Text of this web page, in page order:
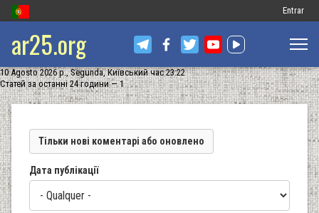
Меню
запису
Entrar
ar25.org
10 Agosto 2026 р., Segunda, Київський час 23:22
Статей за останні 24 години — 1
Тільки нові коментарі або оновлено
Дата публікації